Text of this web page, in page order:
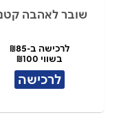
שובר לאהבה
לרכישה ב-₪85
בשווי ₪100
לרכישה